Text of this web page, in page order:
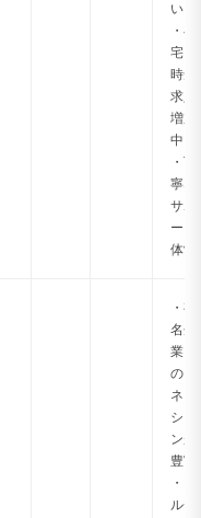
い
・在
宅・
時短
求人
増加
中
・丁
寧な
サポ
ート
体制
・有
名企
業と
のコ
ネク
ショ
ンが
豊富
・マ
ルチ